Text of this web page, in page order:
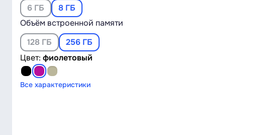
6 ГБ
8 ГБ
Объём встроенной памяти
128 ГБ
256 ГБ
Цвет: фиолетовый
Все характеристики